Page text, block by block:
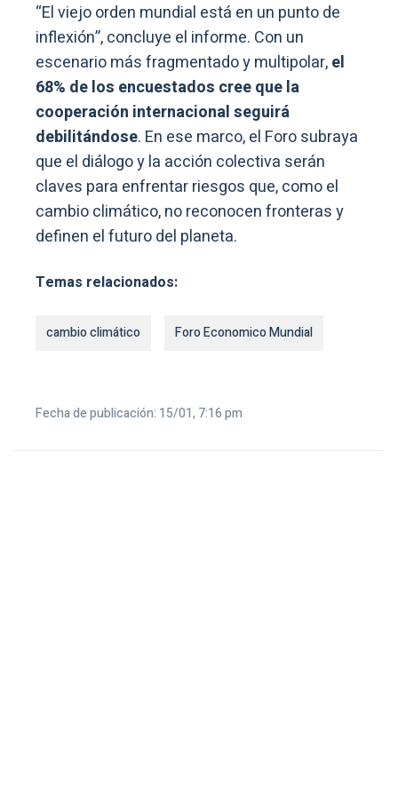
“El viejo orden mundial está en un punto de
inflexión”, concluye el informe. Con un
escenario más fragmentado y multipolar,el
68% de los encuestados cree que la
cooperación internacional seguirá
debilitándose. En ese marco, el Foro subraya
que el diálogo y la acción colectiva serán
claves para enfrentar riesgos que, como el
cambio climático, no reconocen fronteras y
definen el futuro del planeta.
Temas relacionados:
cambio climático Foro Economico Mundial
Fecha de publicación: 15/01, 7:16 pm